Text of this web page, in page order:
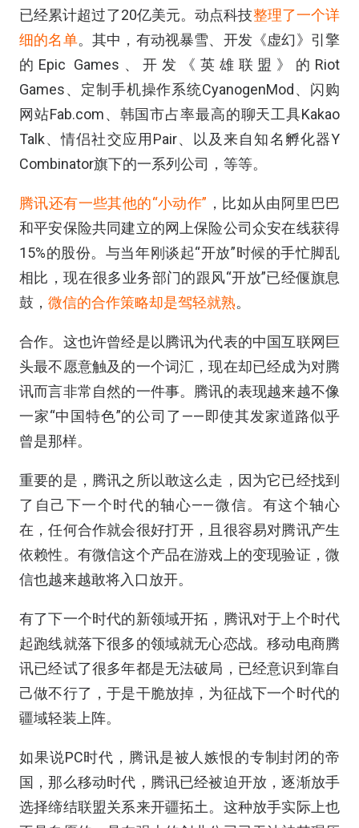
已经累计超过了20亿美元。动点科技整理了一个详
细的名单。其中，有动视暴雪、开发《虚幻》引擎
的Epic Games、开发《英雄联盟》的Riot
Games、定制手机操作系统CyanogenMod、闪购
网站Fab.com、韩国市占率最高的聊天工具Kakao
Talk、情侣社交应用Pair、以及来自知名孵化器Y
Combinator旗下的一系列公司，等等。
腾讯还有一些其他的“小动作” ，比如从由阿里巴巴
和平安保险共同建立的网上保险公司众安在线获得
15%的股份。与当年刚谈起“开放”时候的手忙脚乱
相比，现在很多业务部门的跟风“开放”已经偃旗息
鼓， 微信的合作策略却是驾轻就熟。
合作。这也许曾经是以腾讯为代表的中国互联网巨
头最不愿意触及的一个词汇，现在却已经成为对腾
讯而言非常自然的一件事。腾讯的表现越来越不像
一家“中国特色”的公司了——即使其发家道路似乎
曾是那样。
重要的是，腾讯之所以敢这么走，因为它已经找到
了自己下一个时代的轴心——微信。有这个轴心
在，任何合作就会很好打开，且很容易对腾讯产生
依赖性。有微信这个产品在游戏上的变现验证，微
信也越来越敢将入口放开。
有了下一个时代的新领域开拓，腾讯对于上个时代
起跑线就落下很多的领域就无心恋战。移动电商腾
讯已经试了很多年都是无法破局，已经意识到靠自
己做不行了，于是干脆放掉，为征战下一个时代的
疆域轻装上阵。
如果说PC时代，腾讯是被人嫉恨的专制封闭的帝
国，那么移动时代，腾讯已经被迫开放，逐渐放手
选择缔结联盟关系来开疆拓土。这种放手实际上也